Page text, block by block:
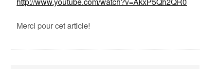
Merci pour cet article!